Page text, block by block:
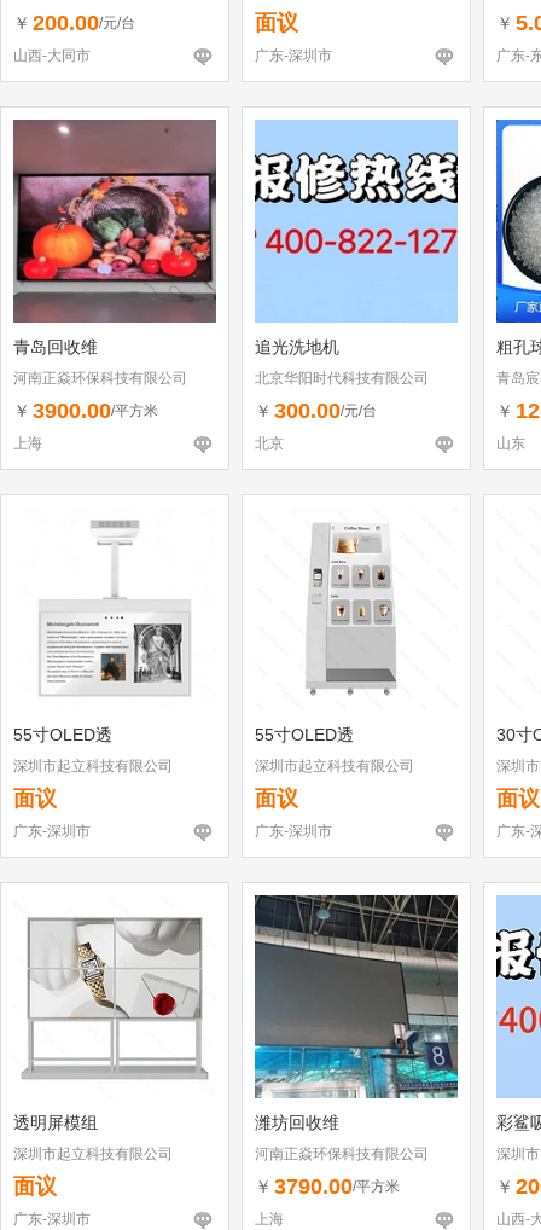
（个体工商户）
￥ 200.00/元/台
山西-大同市
面议
广东-深圳市
￥
广东-
青岛回收维
河南正焱环保科技有限公司
￥ 3900.00/平方米
上海
追光洗地机
北京华阳时代科技有限公司
￥ 300.00/元/台
北京
粗孔
青岛
￥
山东
55寸OLED透
深圳市起立科技有限公司
面议
广东-深圳市
55寸OLED透
深圳市起立科技有限公司
面议
广东-深圳市
30寸
深圳
面议
广东-
透明屏模组
深圳市起立科技有限公司
面议
广东-深圳市
潍坊回收维
河南正焱环保科技有限公司
￥ 3790.00/平方米
上海
彩鲨
深圳
（个
￥
山西-